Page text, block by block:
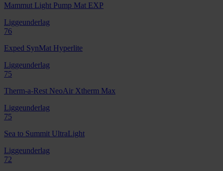
Mammut Light Pump Mat EXP
Liggeunderlag
76
Exped SynMat Hyperlite
Liggeunderlag
75
Therm-a-Rest NeoAir Xtherm Max
Liggeunderlag
75
Sea to Summit UltraLight
Liggeunderlag
72